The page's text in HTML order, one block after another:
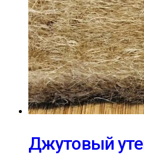
Джутовый